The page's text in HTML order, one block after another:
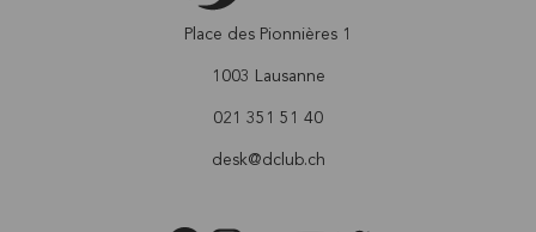
Place des Pionnières 1
1003 Lausanne
021 351 51 40
desk@dclub.ch